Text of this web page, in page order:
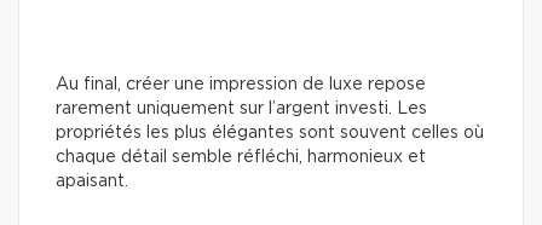
Au final, créer une impression de luxe repose
rarement uniquement sur l’argent investi. Les
propriétés les plus élégantes sont souvent celles où
chaque détail semble réfléchi, harmonieux et
apaisant.